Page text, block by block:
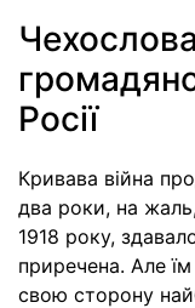
Росії
Кривава війна
два роки, на
1918 року,
приречена. Але
свою сторону